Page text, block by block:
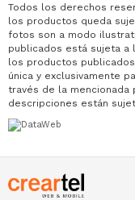
Todos los derechos
los productos queda
fotos son a modo
publicados está sujeta a
los productos publicados
única y exclusivamente
través de la mencionada
descripciones están